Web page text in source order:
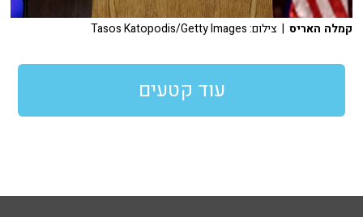
קמלה האריס | צילום: Tasos Katopodis/Getty Images
עוד קטעים